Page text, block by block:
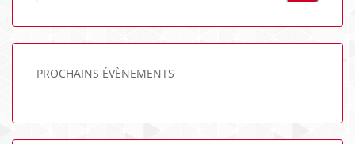
PROCHAINS ÉVÈNEMENTS